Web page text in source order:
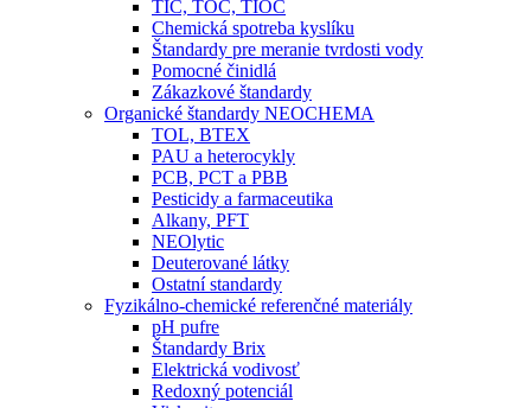
TIC, TOC, TIOC
Chemická spotreba kyslíku
Štandardy pre meranie tvrdosti vody
Pomocné činidlá
Zákazkové štandardy
Organické štandardy NEOCHEMA
TOL, BTEX
PAU a heterocykly
PCB, PCT a PBB
Pesticidy a farmaceutika
Alkany, PFT
NEOlytic
Deuterované látky
Ostatní standardy
Fyzikálno-chemické referenčné materiály
pH pufre
Štandardy Brix
Elektrická vodivosť
Redoxný potenciál